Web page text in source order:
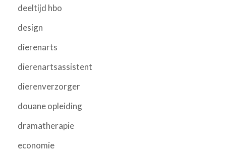
deeltijd hbo
design
dierenarts
dierenartsassistent
dierenverzorger
douane opleiding
dramatherapie
economie